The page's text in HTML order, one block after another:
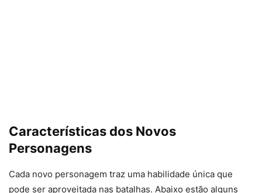
Características dos Novos
Personagens
Cada novo personagem traz uma habilidade única que
pode ser aproveitada nas batalhas. Abaixo estão alguns